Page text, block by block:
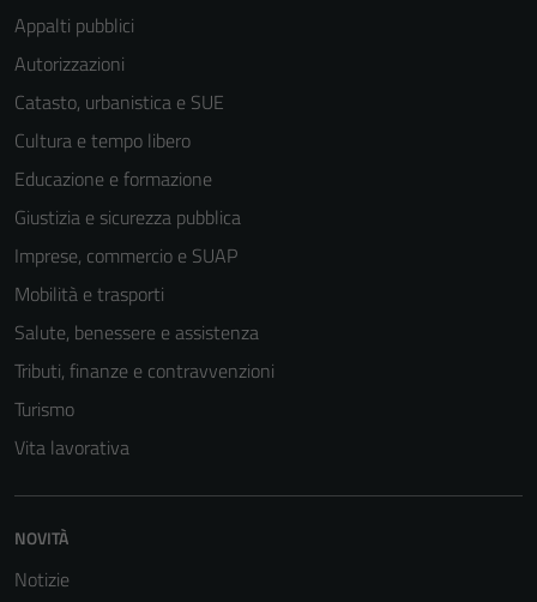
Appalti pubblici
Autorizzazioni
Catasto, urbanistica e SUE
Cultura e tempo libero
Educazione e formazione
Giustizia e sicurezza pubblica
Imprese, commercio e SUAP
Mobilità e trasporti
Salute, benessere e assistenza
Tributi, finanze e contravvenzioni
Turismo
Vita lavorativa
NOVITÀ
Notizie